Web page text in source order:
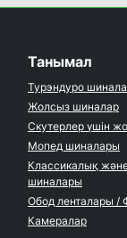
Танымал
Турэндуро
Жолсыз шиналар
Скутерлер үшін
Мопед шиналары
Классикалық
шиналары
Обод ленталары /
Камералар